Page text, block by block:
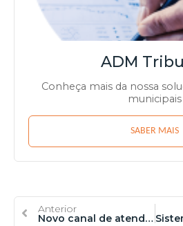
ADM
Conheça mais da nossa
municipais
SABER MAIS
Anterior
Novo canal de atendimento